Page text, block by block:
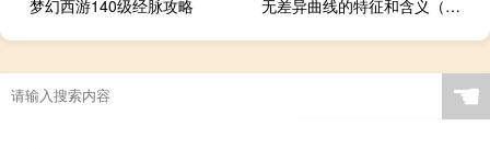
梦幻西游140级经脉攻略 无差异曲线的特征和含义（无差异曲线的特征是什么）
☚